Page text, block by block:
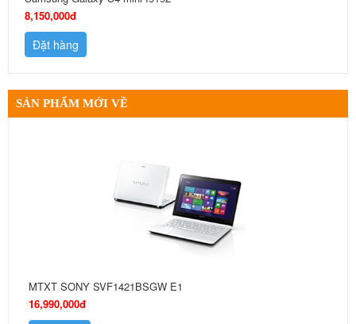
8,150,000đ
Đặt hàng
SẢN PHẨM MỚI VỀ
MTXT SONY SVF1421BSGW E1
16,990,000đ